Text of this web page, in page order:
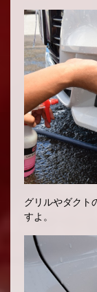
グリルやダク
すよ。